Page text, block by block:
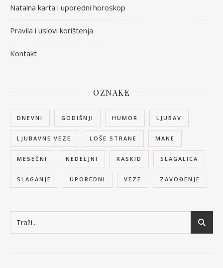
Natalna karta i uporedni horoskop
Pravila i uslovi korištenja
Kontakt
OZNAKE
DNEVNI GODIŠNJI HUMOR LJUBAV
LJUBAVNE VEZE LOŠE STRANE MANE
MESEČNI NEDELJNI RASKID SLAGALICA
SLAGANJE UPOREDNI VEZE ZAVOĐENJE